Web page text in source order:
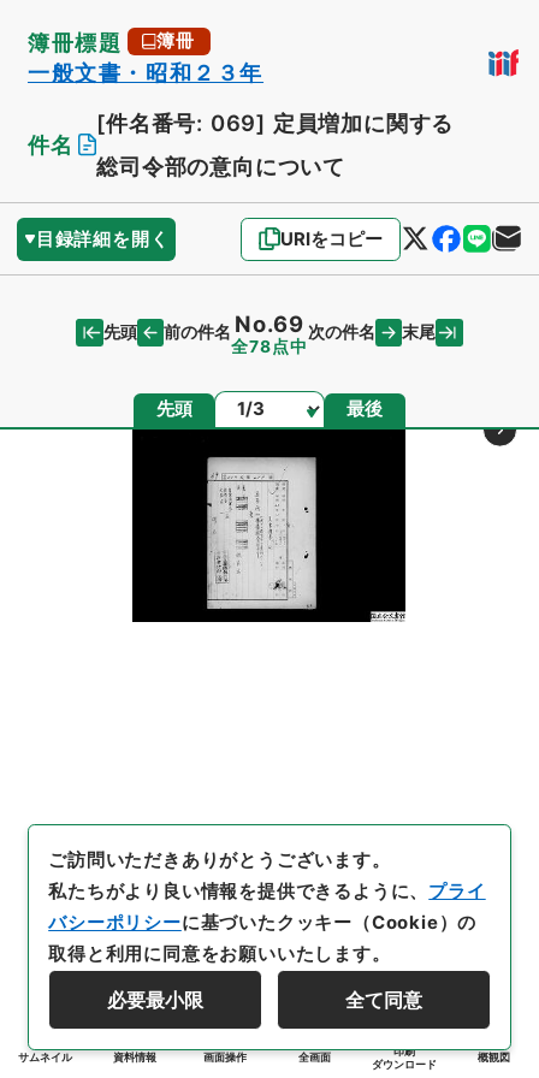
簿冊標題 簿冊
一般文書・昭和２３年
件名
[件名番号: 069] 定員増加に関する
総司令部の意向について
目録詳細を開く URIをコピー
先頭 前の件名 No.69
全78点中
次の件名 末尾
先頭 ページ 最後
サムネイル 資料情報 画面操作 全画面
印刷
ダウンロード
概観図
ご訪問いただきありがとうございます。
私たちがより良い情報を提供できるように、 プライ
バシーポリシーに基づいたクッキー（Cookie）の
取得と利用に同意をお願いいたします。
必要最小限 全て同意